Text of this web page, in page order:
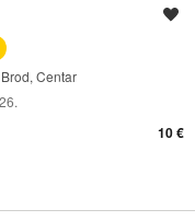
Centar
10 €